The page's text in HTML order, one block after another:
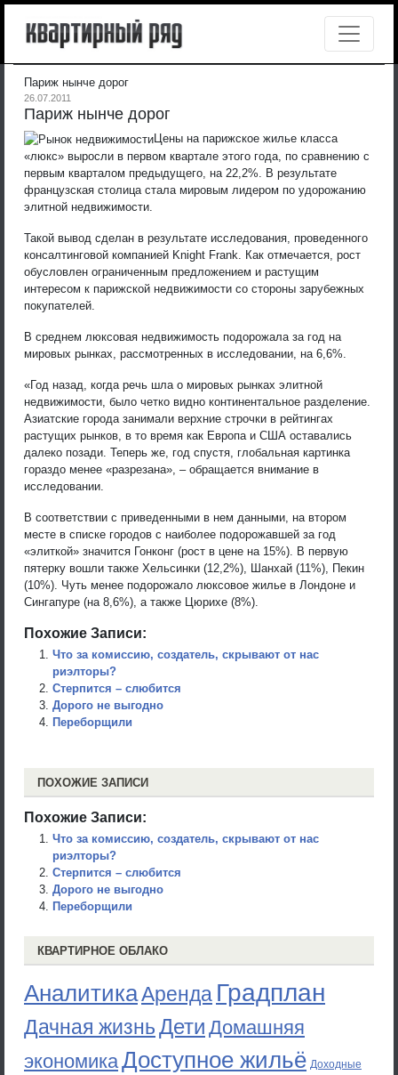
Париж нынче дорог
26.07.2011
Париж нынче дорог
Цены на парижское жилье класса
«люкс» выросли в первом квартале этого года, по сравнению с
первым кварталом предыдущего, на 22,2%. В результате
французская столица стала мировым лидером по удорожанию
элитной недвижимости.
Такой вывод сделан в результате исследования, проведенного
консалтинговой компанией Knight Frank. Как отмечается, рост
обусловлен ограниченным предложением и растущим
интересом к парижской недвижимости со стороны зарубежных
покупателей.
В среднем люксовая недвижимость подорожала за год на
мировых рынках, рассмотренных в исследовании, на 6,6%.
«Год назад, когда речь шла о мировых рынках элитной
недвижимости, было четко видно континентальное разделение.
Азиатские города занимали верхние строчки в рейтингах
растущих рынков, в то время как Европа и США оставались
далеко позади. Теперь же, год спустя, глобальная картинка
гораздо менее «разрезана», – обращается внимание в
исследовании.
В соответствии с приведенными в нем данными, на втором
месте в списке городов с наиболее подорожавшей за год
«элиткой» значится Гонконг (рост в цене на 15%). В первую
пятерку вошли также Хельсинки (12,2%), Шанхай (11%), Пекин
(10%). Чуть менее подорожало люксовое жилье в Лондоне и
Сингапуре (на 8,6%), а также Цюрихе (8%).
Похожие Записи:
Что за комиссию, создатель, скрывают от нас
риэлторы?
Стерпится – слюбится
Дорого не выгодно
Переборщили
ПОХОЖИЕ ЗАПИСИ
Похожие Записи:
Что за комиссию, создатель, скрывают от нас
риэлторы?
Стерпится – слюбится
Дорого не выгодно
Переборщили
КВАРТИРНОЕ ОБЛАКО
АналитикаАренда Градплан
Дачная жизньДети Домашняя
экономикаДоступное жильё Доходные